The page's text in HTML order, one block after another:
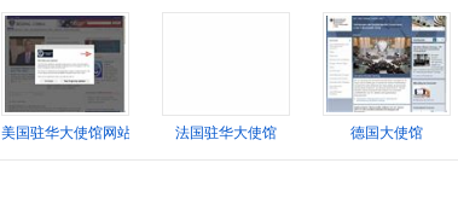
美国驻华大使馆网站 法国驻华大使馆 德国大使馆